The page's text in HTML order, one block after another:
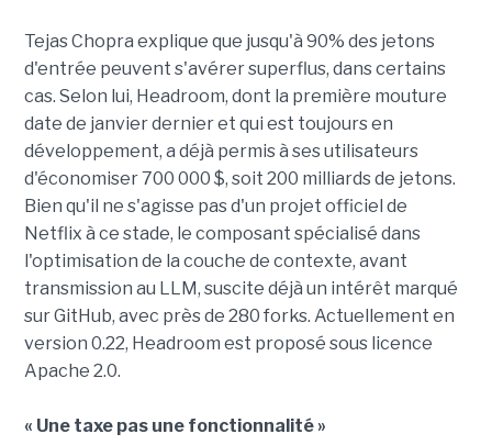
Tejas Chopra explique que jusqu'à 90% des jetons
d'entrée peuvent s'avérer superflus, dans certains
cas. Selon lui, Headroom, dont la première mouture
date de janvier dernier et qui est toujours en
développement, a déjà permis à ses utilisateurs
d'économiser 700 000 $, soit 200 milliards de jetons.
Bien qu'il ne s'agisse pas d'un projet officiel de
Netflix à ce stade, le composant spécialisé dans
l'optimisation de la couche de contexte, avant
transmission au LLM, suscite déjà un intérêt marqué
sur GitHub, avec près de 280 forks. Actuellement en
version 0.22, Headroom est proposé sous licence
Apache 2.0.
« Une taxe pas une fonctionnalité »